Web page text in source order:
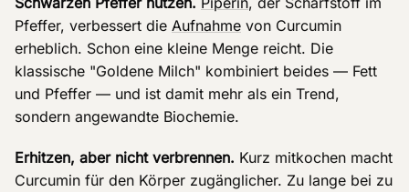
Pfeffer, verbessert die Aufnahme von Curcumin
erheblich. Schon eine kleine Menge reicht. Die
klassische "Goldene Milch" kombiniert beides — Fett
und Pfeffer — und ist damit mehr als ein Trend,
sondern angewandte Biochemie.
Erhitzen, aber nicht verbrennen. Kurz mitkochen macht
Curcumin für den Körper zugänglicher. Zu lange bei zu